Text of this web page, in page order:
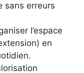
sans erreurs
l’espace
en